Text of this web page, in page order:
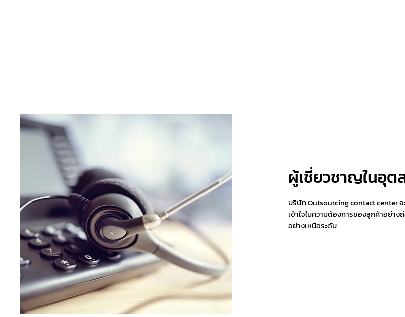
ผู้เชี่ยวชาญในอุต
บริษัท Outsourcing contact center
เข้าใจในความต้องการของลูกค้าอย่า
อย่างเหนือระดับ